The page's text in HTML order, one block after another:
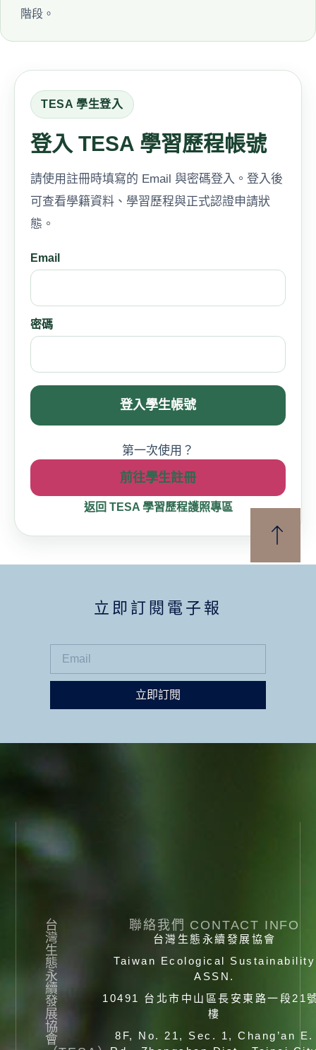
階段。
TESA 學生登入
登入 TESA 學習歷程帳號
請使用註冊時填寫的 Email 與密碼登入。登入後
可查看學籍資料、學習歷程與正式認證申請狀
態。
Email
密碼
登入學生帳號
第一次使用？
前往學生註冊
返回 TESA 學習歷程護照專區
立即訂閱電子報
立即訂閱
台
灣
生
態
永
續
發
展
協
會
聯絡我們 CONTACT INFO
台灣生態永續發展協會
Taiwan Ecological Sustainability
ASSN.
10491 台北市中山區長安東路一段21
樓
8F, No. 21, Sec. 1, Chang’an E.